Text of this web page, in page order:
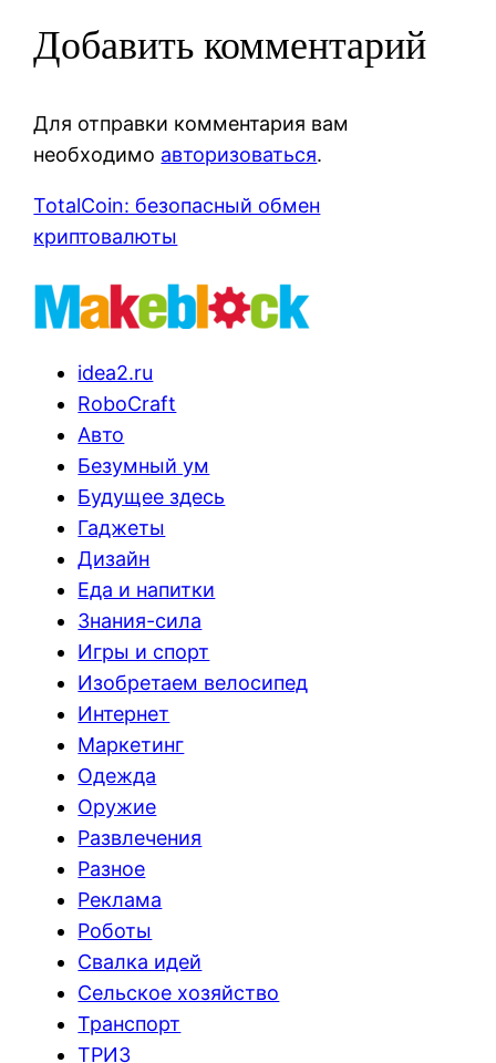
Добавить комментарий
Для отправки комментария вам
необходимо авторизоваться.
TotalCoin: безопасный обмен
криптовалюты
idea2.ru
RoboCraft
Авто
Безумный ум
Будущее здесь
Гаджеты
Дизайн
Еда и напитки
Знания-сила
Игры и спорт
Изобретаем велосипед
Интернет
Маркетинг
Одежда
Оружие
Развлечения
Разное
Реклама
Роботы
Свалка идей
Сельское хозяйство
Транспорт
ТРИЗ